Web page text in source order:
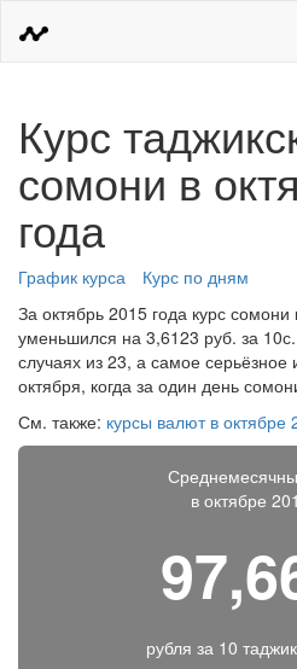
Курс
сомони в
года
График курса
Курс по дням
За октябрь 2015 года курс
уменьшился на 3,6123 руб. за
случаях из 23, а самое
октября, когда за один день
См. также: курсы валют в октябре
в октябре
рубля за 10